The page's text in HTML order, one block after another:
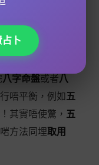
八字命盤或者八
唔平衡，例如 五
其實唔使驚， 五
方法同埋取用
卜